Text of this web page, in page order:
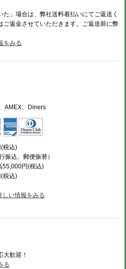
」場合は、弊社送料着払いにてご返送く
ご返金させていただきます。ご返送前に弊
をみる
AMEX、Diners
税込)
振込、郵便振替）
55,000円(税込)
税込)
しい情報をみる
大歓迎！
る